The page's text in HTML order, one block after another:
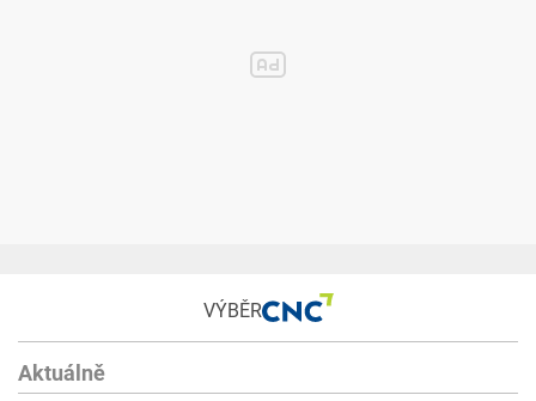
VÝBĚR
Aktuálně